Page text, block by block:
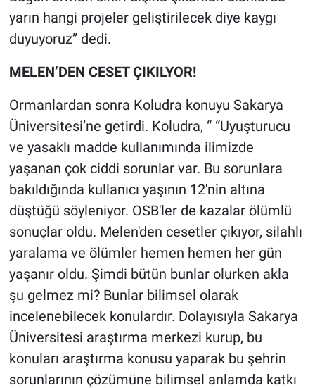
yarın hangi projeler geliştirilecek diye kaygı
duyuyoruz” dedi.
MELEN’DEN CESET ÇIKILYOR!
Ormanlardan sonra Koludra konuyu Sakarya
Üniversitesi’ne getirdi. Koludra, “ “Uyuşturucu
ve yasaklı madde kullanımında ilimizde
yaşanan çok ciddi sorunlar var. Bu sorunlara
bakıldığında kullanıcı yaşının 12'nin altına
düştüğü söyleniyor. OSB'ler de kazalar ölümlü
sonuçlar oldu. Melen'den cesetler çıkıyor, silahlı
yaralama ve ölümler hemen hemen her gün
yaşanır oldu. Şimdi bütün bunlar olurken akla
şu gelmez mi? Bunlar bilimsel olarak
incelenebilecek konulardır. Dolayısıyla Sakarya
Üniversitesi araştırma merkezi kurup, bu
konuları araştırma konusu yaparak bu şehrin
sorunlarının çözümüne bilimsel anlamda katkı